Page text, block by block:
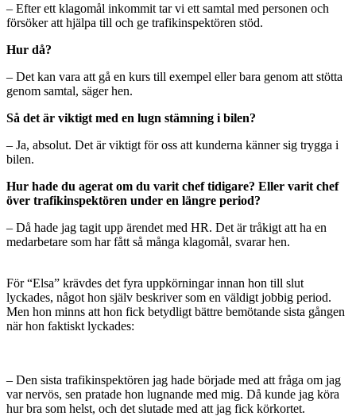
– Efter ett klagomål inkommit tar vi ett samtal med personen och
försöker att hjälpa till och ge trafikinspektören stöd.
Hur då?
– Det kan vara att gå en kurs till exempel eller bara genom att stötta
genom samtal, säger hen.
Så det är viktigt med en lugn stämning i bilen?
– Ja, absolut. Det är viktigt för oss att kunderna känner sig trygga i
bilen.
Hur hade du agerat om du varit chef tidigare? Eller varit chef
över trafikinspektören under en längre period?
– Då hade jag tagit upp ärendet med HR. Det är tråkigt att ha en
medarbetare som har fått så många klagomål, svarar hen.
För “Elsa” krävdes det fyra uppkörningar innan hon till slut
lyckades, något hon själv beskriver som en väldigt jobbig period.
Men hon minns att hon fick betydligt bättre bemötande sista gången
när hon faktiskt lyckades:
– Den sista trafikinspektören jag hade började med att fråga om jag
var nervös, sen pratade hon lugnande med mig. Då kunde jag köra
hur bra som helst, och det slutade med att jag fick körkortet.